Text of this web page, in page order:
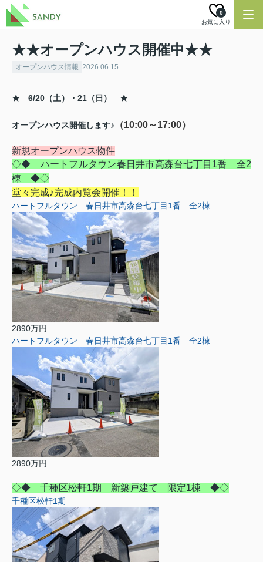
お気に入り
0
★★オープンハウス開催中★★
オープンハウス情報 2026.06.15
★ 6/20（土）・21（日） ★
オープンハウス開催します♪ （10:00～17:00）
新規オープンハウス物件
◇◆ ハートフルタウン春日井市高森台七丁目1番 全2
棟 ◆◇
堂々完成♪完成内覧会開催！！
ハートフルタウン 春日井市高森台七丁目1番 全2棟
2890万円
ハートフルタウン 春日井市高森台七丁目1番 全2棟
2890万円
◇◆ 千種区松軒1期 新築戸建て 限定1棟 ◆◇
千種区松軒1期